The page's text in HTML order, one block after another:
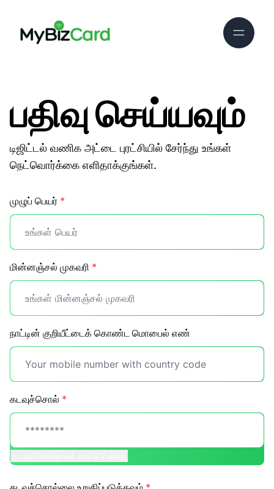
பதிவு செய்யவும்
டிஜிட்டல் வணிக அட்டை புரட்சியில் சேர்ந்து உங்கள்
நெட்வொர்க்கை எளிதாக்குங்கள்.
முழுப் பெயர் *
மின்னஞ்சல் முகவரி *
நாட்டின் குறியீட்டைக் கொண்ட மொபைல் எண்
கடவுச்சொல் *